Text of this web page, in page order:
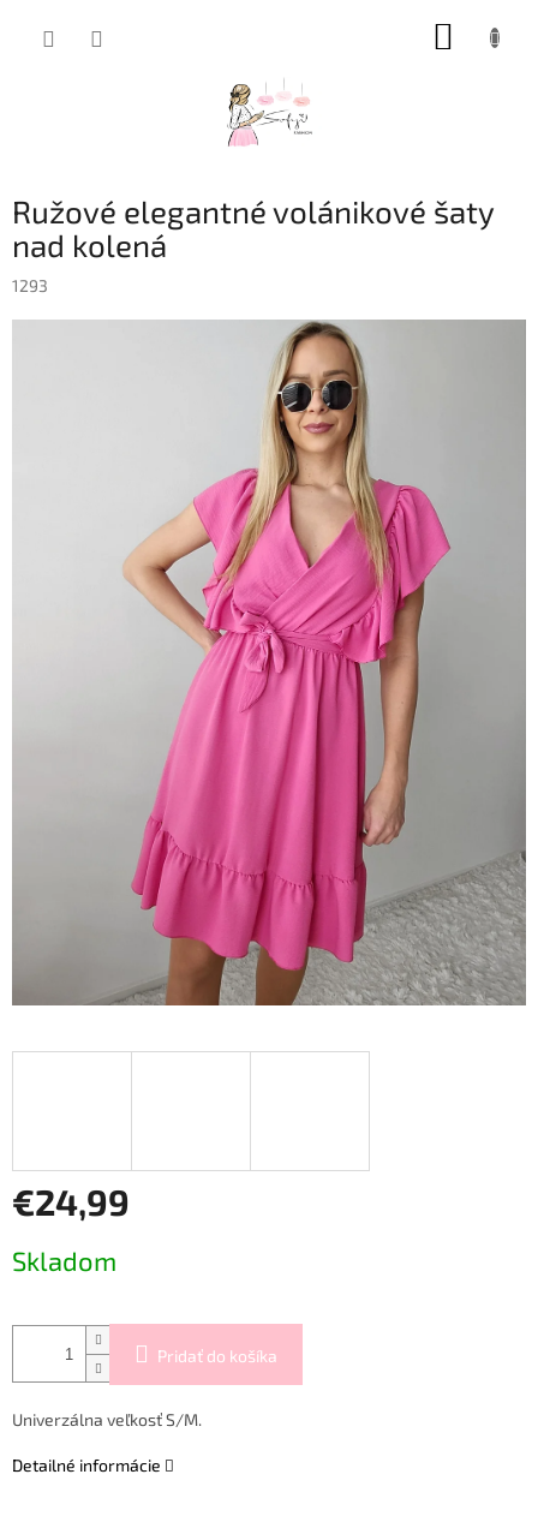
Ružové elegantné volánikové šaty
nad kolená
1293
€24,99
cena:
Skladom
Pridať do košíka
Univerzálna veľkosť S/M.
Detailné informácie